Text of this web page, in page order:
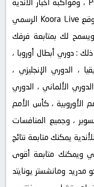
المختلفة من خلال نقل المباريات عبر موقع Koora Live الرسمي
لك بمتابعة فرقك
: دوري أبطال أوروبا ،
، الدوري الإنجليزي ،
الألماني ، الدوري
الأوروبية ، كأس الأمم
، وجميع المنافسات
يمكنك متابعة نتائج
ويمكنك متابعة أقوى
مدريد ومانشستر يونايتد